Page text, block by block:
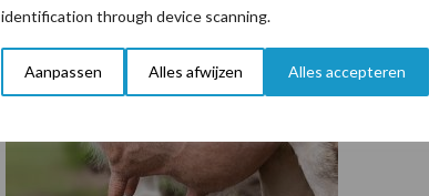
identification through device scanning.
Aanpassen Alles afwijzen Alles accepteren